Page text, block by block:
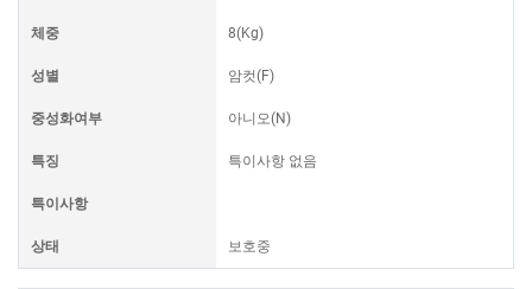
체중 8(Kg)
성별 암컷(F)
중성화여부 아니오(N)
특징 특이사항 없음
특이사항
상태 보호중